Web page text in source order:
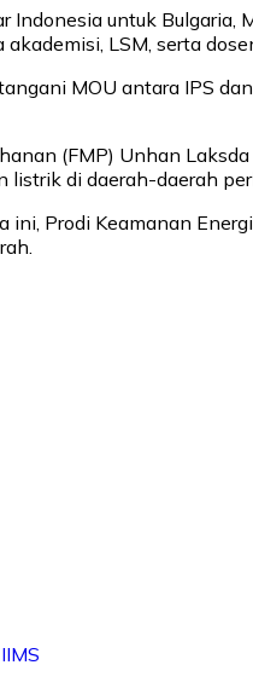
untuk
akademisi, LSM, serta
MOU antara IPS
(FMP) Unhan
listrik di daerah-daerah
Prodi Keamanan